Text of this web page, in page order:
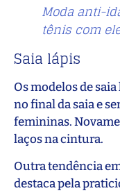
Moda anti-
tênis com
Saia lápis
Os modelos de
no final da saia e
femininas.
laços na cintura.
Outra tendência
destaca pela